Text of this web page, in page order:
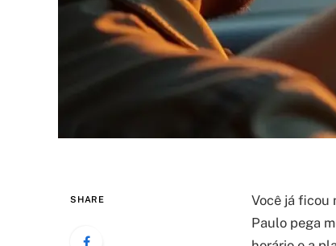
SHARE
Você já ficou
Paulo pega